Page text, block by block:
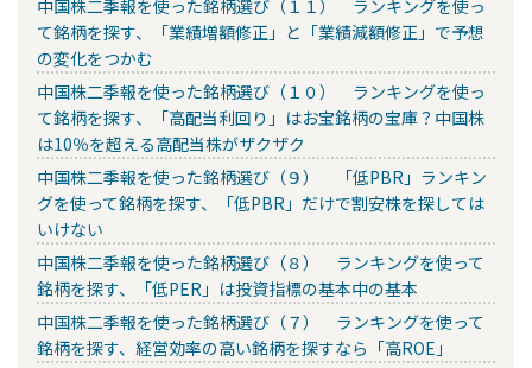
中国株二季報を使った銘柄選び（１１） ランキングを使っ
て銘柄を探す、「業績増額修正」と「業績減額修正」で予想
の変化をつかむ
中国株二季報を使った銘柄選び（１０） ランキングを使っ
て銘柄を探す、「高配当利回り」はお宝銘柄の宝庫？中国株
は10％を超える高配当株がザクザク
中国株二季報を使った銘柄選び（９） 「低PBR」ランキン
グを使って銘柄を探す、「低PBR」だけで割安株を探しては
いけない
中国株二季報を使った銘柄選び（８） ランキングを使って
銘柄を探す、「低PER」は投資指標の基本中の基本
中国株二季報を使った銘柄選び（７） ランキングを使って
銘柄を探す、経営効率の高い銘柄を探すなら「高ROE」